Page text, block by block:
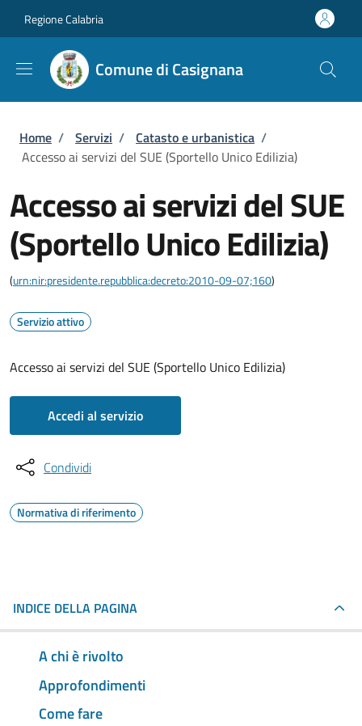
Regione Calabria
Comune di Casignana
Briciole di pane
Home / Servizi / Catasto e urbanistica /
Accesso ai servizi del SUE (Sportello Unico Edilizia)
Accesso ai servizi del SUE
(Sportello Unico Edilizia)
(urn:nir:presidente.repubblica:decreto:2010-09-07;160)
Servizio attivo
Accesso ai servizi del SUE (Sportello Unico Edilizia)
Accedi al servizio
Condividi
Normativa di riferimento
INDICE DELLA PAGINA
A chi è rivolto
Approfondimenti
Come fare